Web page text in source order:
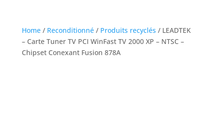
Home/ Reconditionné/ Produits recyclés / LEADTEK
– Carte Tuner TV PCI WinFast TV 2000 XP – NTSC –
Chipset Conexant Fusion 878A